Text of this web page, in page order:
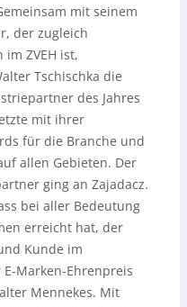
mit seinem
der zugleich
ZVEH ist,
Tschischka die
des Jahres
mit ihrer
für die Branche und
allen Gebieten. Der
ging an Zajadacz.
bei aller Bedeutung
erreicht hat, der
Kunde im
Marken-Ehrenpreis
Mennekes. Mit